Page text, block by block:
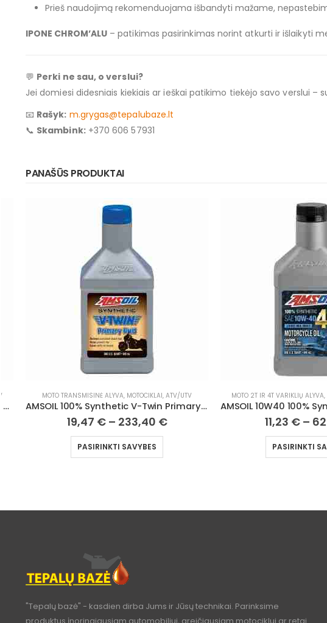
Prieš naudojimą rekomenduojama išbandyti mažame,
IPONE CHROM’ALU – patikimas pasirinkimas norint atkurti ir išlaikyti
💬 Perki ne sau, o verslui?
Jei domiesi didesniais kiekiais ar ieškai patikimo tiekėjo savo verslui
📧 Rašyk: m.grygas@tepalubaze.lt
📞 Skambink:+370 606 57931
PANAŠŪS PRODUKTAI
AMSOIL 100% Synthetic V-Twin Primary Fluid
MOTO 2T IR 4T VARIKLIŲ ALYVA,MOTOCIKLAI, ATV/UTV
AMSOIL 10W40 100% Synthetic 4T Performance Motorcycle Oil
11,23 € – 622,51€
PASIRINKTI SAVYBES
MOTO 2T IR 4T VARIKLIŲ ALYVA,
15,45€ –
PASIRINKTI
"Tepalų bazė" - kasdien dirba Jums ir Jūsų technikai. Parinksime